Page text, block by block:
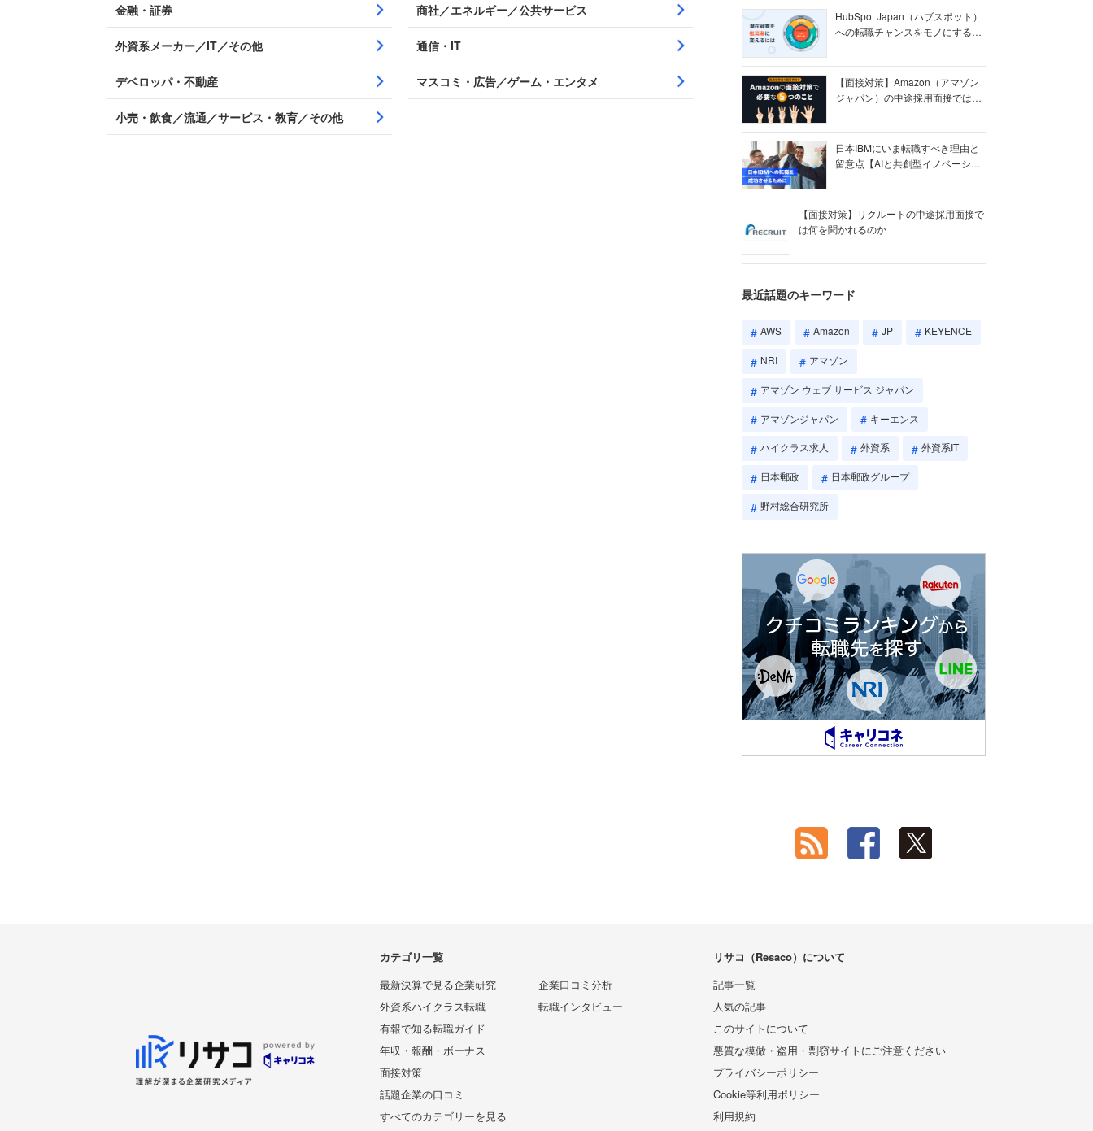
金融・証券 商社／エネルギー／公共サービス
外資系メーカー／IT／その他 通信・IT
デベロッパ・不動産 マスコミ・広告／ゲーム・エンタメ
小売・飲食／流通／サービス・教育／その他
HubSpot Japan（ハブスポット）
への転職チャンスをモノにする
【面接対策】Amazon（アマゾン
ジャパン）の中途採用面接では何
日本IBMにいま転職すべき理由と
留意点【AIと共創型イノベーショ
【面接対策】リクルートの中途採用面接で
は何を聞かれるのか
最近話題のキーワード
AWS Amazon JP KEYENCE
NRI アマゾン
アマゾン ウェブ サービス ジャパン
アマゾンジャパン キーエンス
ハイクラス求人 外資系 外資系IT
日本郵政 日本郵政グループ
野村総合研究所
カテゴリ一覧
最新決算で見る企業研究
外資系ハイクラス転職
有報で知る転職ガイド
年収・報酬・ボーナス
面接対策
話題企業の口コミ
企業口コミ分析
転職インタビュー
すべてのカテゴリーを見る
リサコ（Resaco）について
記事一覧
人気の記事
このサイトについて
悪質な模倣・盗用・剽窃サイトにご注意ください
プライバシーポリシー
Cookie等利用ポリシー
利用規約